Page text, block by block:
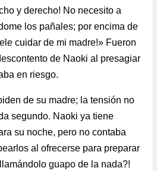
y derecho! No necesito a
los pañales; por encima de
cuidar de mi madre!» Fueron
de Naoki al presagiar
en riesgo.
de su madre; la tensión no
segundo. Naoki ya tiene
su noche, pero no contaba
al ofrecerse para preparar
guapo de la nada?!